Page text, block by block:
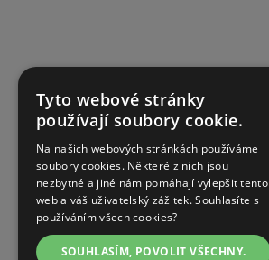
Tyto webové stránky
používají soubory cookie.
Na našich webových stránkách používáme
soubory cookies. Některé z nich jsou
nezbytné a jiné nám pomáhají vylepšit tento
web a váš uživatelský zážitek. Souhlasíte s
používáním všech cookies?
SOUHLASÍM, POVOLIT VŠECHNY.